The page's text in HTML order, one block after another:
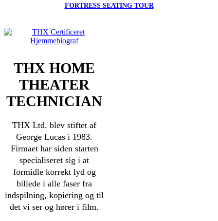
FORTRESS SEATING TOUR
THX HOME
THEATER
TECHNICIAN
THX Ltd. blev stiftet af
George Lucas i 1983.
Firmaet har siden starten
specialiseret sig i at
formidle korrekt lyd og
billede i alle faser fra
indspilning, kopiering og til
det vi ser og hører i film.